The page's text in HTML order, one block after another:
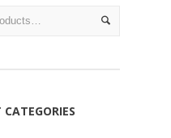
CATEGORIES